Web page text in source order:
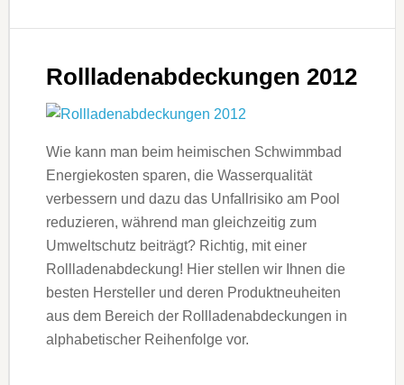
Rollladenabdeckungen 2012
Wie kann man beim heimischen Schwimmbad
Energiekosten sparen, die Wasserqualität
verbessern und dazu das Unfallrisiko am Pool
reduzieren, während man gleichzeitig zum
Umweltschutz beiträgt? Richtig, mit einer
Rollladenabdeckung! Hier stellen wir Ihnen die
besten Hersteller und deren Produktneuheiten
aus dem Bereich der Rollladenabdeckungen in
alphabetischer Reihenfolge vor.